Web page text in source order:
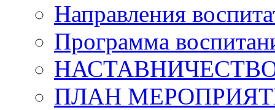
Направления
Программа
ПЛАН МЕРОПРИЯТИЙ